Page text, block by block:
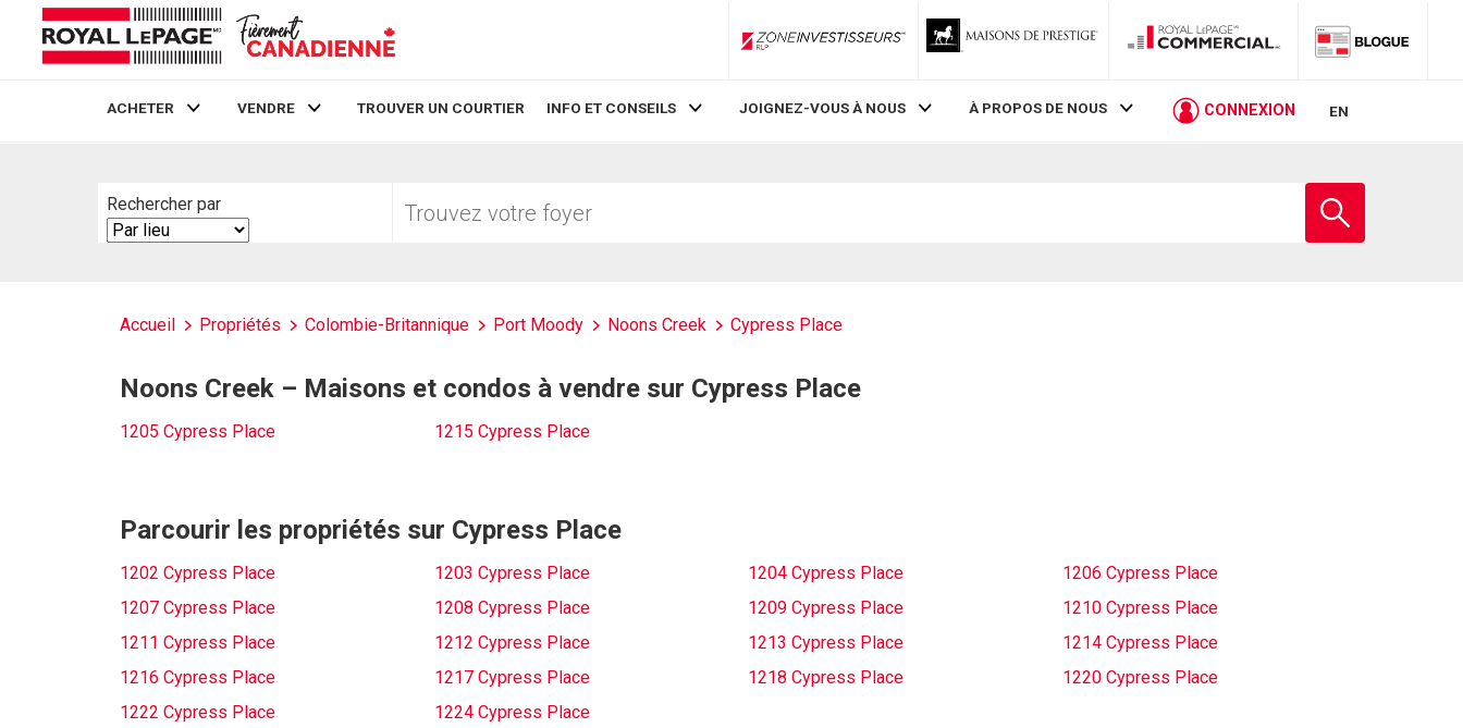
ZoneInvestisseurs RLP
ACHETER VENDRE TROUVER UN COURTIER INFO ET CONSEILS JOIGNEZ-VOUS À NOUS À PROPOS DE NOUS CONNEXION EN
Rechercher par
Search
By
votre
Accueil Propriétés Colombie-Britannique Port Moody Noons Creek Cypress Place
Noons Creek – Maisons et condos à vendre sur Cypress Place
1205 Cypress Place 1215 Cypress Place
Parcourir les propriétés sur Cypress Place
1202 Cypress Place 1203 Cypress Place 1204 Cypress Place
1206 Cypress Place
1207 Cypress Place
1208 Cypress Place 1209 Cypress Place
1210 Cypress Place
1211 Cypress Place
1212 Cypress Place 1213 Cypress Place
1214 Cypress Place
1216 Cypress Place
1217 Cypress Place 1218 Cypress Place
1220 Cypress Place
1222 Cypress Place
1224 Cypress Place